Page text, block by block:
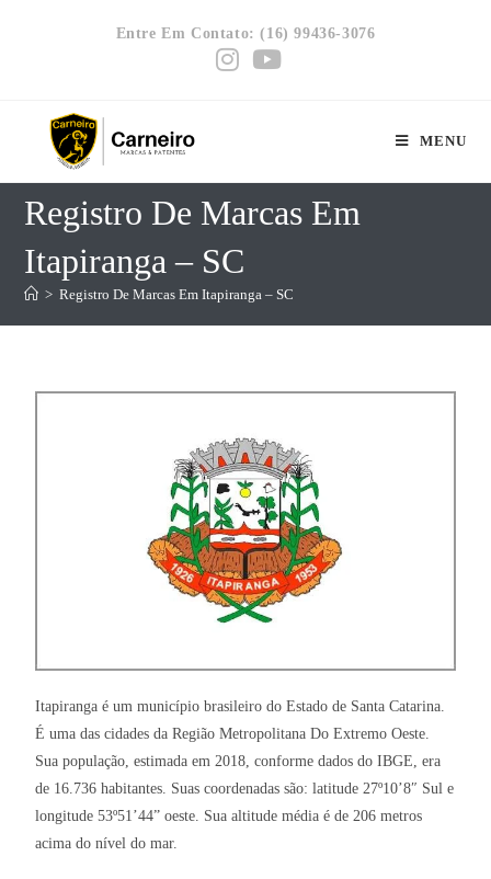
Entre Em Contato: (16) 99436-3076
MENU
Registro De Marcas Em
Itapiranga – SC
> Registro De Marcas Em Itapiranga – SC
Itapiranga é um município brasileiro do Estado de Santa Catarina.
É uma das cidades da Região Metropolitana Do Extremo Oeste.
Sua população, estimada em 2018, conforme dados do IBGE, era
de 16.736 habitantes. Suas coordenadas são: latitude 27º10’8″ Sul e
longitude 53º51’44” oeste. Sua altitude média é de 206 metros
acima do nível do mar.